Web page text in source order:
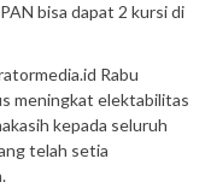
bisa dapat 2 kursi di
Rabu
meningkat elektabilitas
kepada seluruh
telah setia